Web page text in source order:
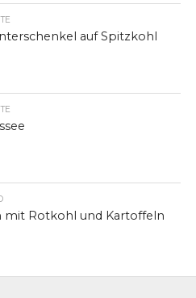
auf Spitzkohl
mit Rotkohl und Kartoffeln